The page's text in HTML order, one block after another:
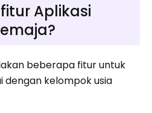
Aplikasi
beberapa fitur untuk
dengan kelompok usia